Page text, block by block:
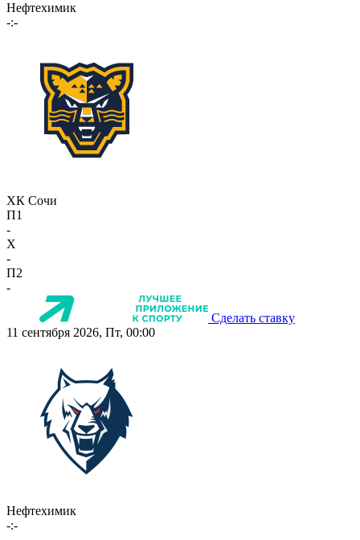
Нефтехимик
-:-
ХК Сочи
П1
-
X
-
П2
-
Сделать ставку
11 сентября 2026, Пт, 00:00
Нефтехимик
-:-